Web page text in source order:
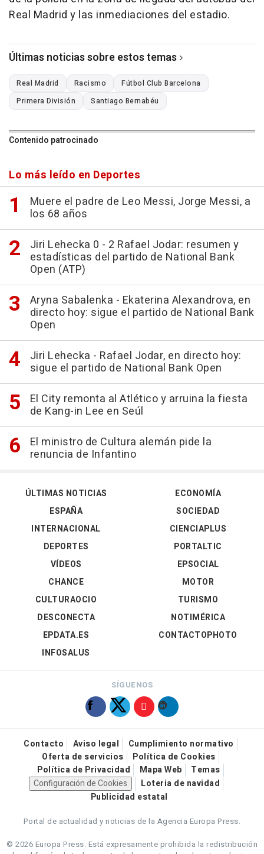
Real Madrid y las inmediaciones del estadio.
Últimas noticias sobre estos temas
Real Madrid Racismo
Fútbol Club Barcelona
Primera División
Santiago Bernabéu
Contenido patrocinado
Lo más leído en Deportes
Muere el padre de Leo Messi, Jorge Messi, a
los 68 años
Jiri Lehecka 0 - 2 Rafael Jodar: resumen y
estadísticas del partido de National Bank
Open (ATP)
Aryna Sabalenka - Ekaterina Alexandrova, en
directo hoy: sigue el partido de National Bank
Open
Jiri Lehecka - Rafael Jodar, en directo hoy:
sigue el partido de National Bank Open
El City remonta al Atlético y arruina la fiesta
de Kang-in Lee en Seúl
El ministro de Cultura alemán pide la
renuncia de Infantino
ÚLTIMAS NOTICIAS
ESPAÑA
INTERNACIONAL
DEPORTES
VÍDEOS
ECONOMÍA
SOCIEDAD
CIENCIAPLUS
PORTALTIC
EPSOCIAL
CHANCE
CULTURAOCIO
DESCONECTA
EPDATA.ES
INFOSALUS
MOTOR
TURISMO
NOTIMÉRICA
CONTACTOPHOTO
SÍGUENOS
Contacto Aviso legal
Cumplimiento normativo
Oferta de servicios
Política de Cookies
Política de Privacidad
Mapa Web
Temas
Configuración de Cookies
Loteria de navidad
Publicidad estatal
Portal de actualidad y noticias de la Agencia Europa Press.
© 2026 Europa Press. Está expresamente prohibida la redistribución